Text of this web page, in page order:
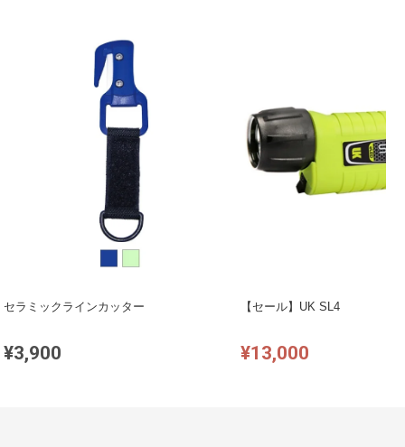
セラミックラインカッター
¥3,900
【セール】UK SL4
¥13,000